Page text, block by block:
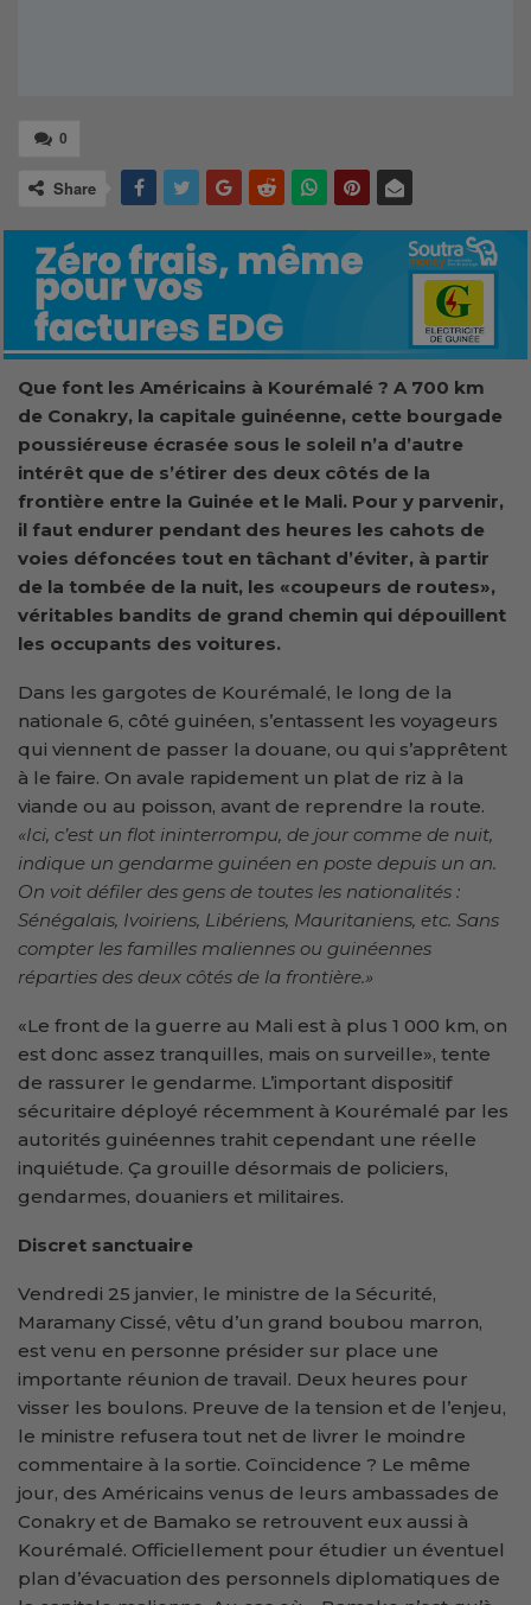
0
Share
Que font les Américains à Kourémalé ? A 700 km
de Conakry, la capitale guinéenne, cette bourgade
poussiéreuse écrasée sous le soleil n’a d’autre
intérêt que de s’étirer des deux côtés de la
frontière entre la Guinée et le Mali. Pour y parvenir,
il faut endurer pendant des heures les cahots de
voies défoncées tout en tâchant d’éviter, à partir
de la tombée de la nuit, les «coupeurs de routes»,
véritables bandits de grand chemin qui dépouillent
les occupants des voitures.
Dans les gargotes de Kourémalé, le long de la
nationale 6, côté guinéen, s’entassent les voyageurs
qui viennent de passer la douane, ou qui s’apprêtent
à le faire. On avale rapidement un plat de riz à la
viande ou au poisson, avant de reprendre la route.
«Ici, c’est un flot ininterrompu, de jour comme de nuit,
indique un gendarme guinéen en poste depuis un an.
On voit défiler des gens de toutes les nationalités :
Sénégalais, Ivoiriens, Libériens, Mauritaniens, etc. Sans
compter les familles maliennes ou guinéennes
réparties des deux côtés de la frontière.»
«Le front de la guerre au Mali est à plus 1 000 km, on
est donc assez tranquilles, mais on surveille», tente
de rassurer le gendarme. L’important dispositif
sécuritaire déployé récemment à Kourémalé par les
autorités guinéennes trahit cependant une réelle
inquiétude. Ça grouille désormais de policiers,
gendarmes, douaniers et militaires.
Discret sanctuaire
Vendredi 25 janvier, le ministre de la Sécurité,
Maramany Cissé, vêtu d’un grand boubou marron,
est venu en personne présider sur place une
importante réunion de travail. Deux heures pour
visser les boulons. Preuve de la tension et de l’enjeu,
le ministre refusera tout net de livrer le moindre
commentaire à la sortie. Coïncidence ? Le même
jour, des Américains venus de leurs ambassades de
Conakry et de Bamako se retrouvent eux aussi à
Kourémalé. Officiellement pour étudier un éventuel
plan d’évacuation des personnels diplomatiques de